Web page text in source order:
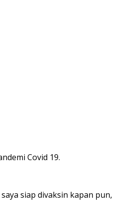
Covid 19.
siap divaksin kapan pun,